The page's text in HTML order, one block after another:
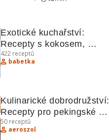
Exotické kuchařství:
Recepty s kokosem,
kuskusem a dalšími
lahůdkami
422 receptů
babetka
Kulinarické dobrodružství:
Recepty pro pekingské
masové kuličky, kakaový
závin a další lahůdky
50 receptů
aeroszol